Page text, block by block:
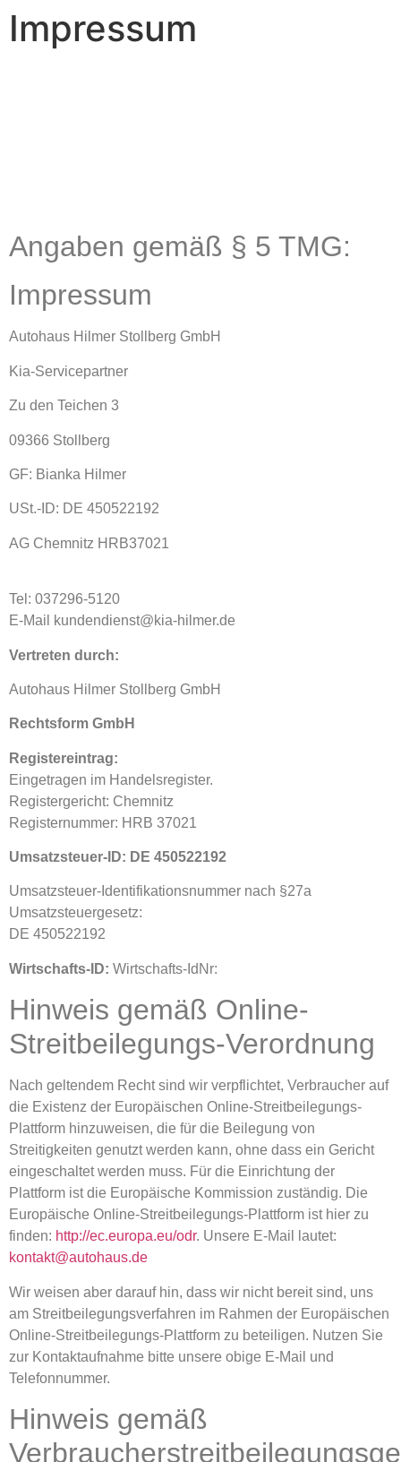
Impressum
Angaben gemäß § 5 TMG:
Impressum
Autohaus Hilmer Stollberg GmbH
Kia-Servicepartner
Zu den Teichen 3
09366 Stollberg
GF: Bianka Hilmer
USt.-ID: DE 450522192
AG Chemnitz HRB37021
Tel: 037296-5120
E-Mail kundendienst@kia-hilmer.de
Vertreten durch:
Autohaus Hilmer Stollberg GmbH
Rechtsform GmbH
Registereintrag:
Eingetragen im Handelsregister.
Registergericht: Chemnitz
Registernummer: HRB 37021
Umsatzsteuer-ID: DE 450522192
Umsatzsteuer-Identifikationsnummer nach §27a
Umsatzsteuergesetz:
DE 450522192
Wirtschafts-ID: Wirtschafts-IdNr:
Hinweis gemäß Online-
Streitbeilegungs-Verordnung
Nach geltendem Recht sind wir verpflichtet, Verbraucher auf
die Existenz der Europäischen Online-Streitbeilegungs-
Plattform hinzuweisen, die für die Beilegung von
Streitigkeiten genutzt werden kann, ohne dass ein Gericht
eingeschaltet werden muss. Für die Einrichtung der
Plattform ist die Europäische Kommission zuständig. Die
Europäische Online-Streitbeilegungs-Plattform ist hier zu
finden: http://ec.europa.eu/odr. Unsere E-Mail lautet:
kontakt@autohaus.de
Wir weisen aber darauf hin, dass wir nicht bereit sind, uns
am Streitbeilegungsverfahren im Rahmen der Europäischen
Online-Streitbeilegungs-Plattform zu beteiligen. Nutzen Sie
zur Kontaktaufnahme bitte unsere obige E-Mail und
Telefonnummer.
Hinweis gemäß